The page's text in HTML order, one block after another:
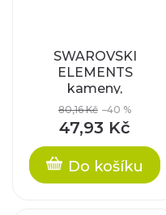
SWAROVSKI
ELEMENTS
kameny,
Chessboard Circle
FB 14mm, crystal
golden shadow F
80,16 Kč –40 %
47,93 Kč
Do košíku